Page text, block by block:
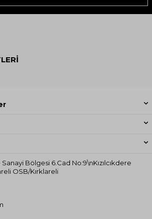
Bölgesi 6.Cad No:9\nKızılcıkdere
OSB/Kırklareli